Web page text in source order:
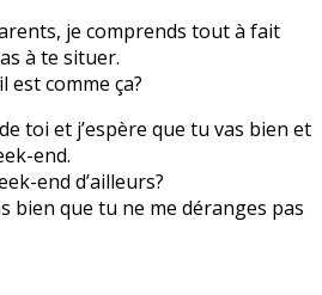
je comprends tout à fait
à te situer.
comme ça?
toi et j’espère que tu vas bien et
end.
end d’ailleurs?
bien que tu ne me déranges pas